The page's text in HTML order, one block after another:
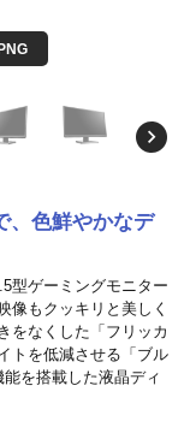
PNGEPS形式
EPS形式
EPS形式
EPS形式
EPS形式
EPS形式
、色鮮やかなデ
型ゲーミングモニター
像もクッキリと美しく
をなくした「フリッカ
トを低減させる「ブル
を搭載した液晶ディ